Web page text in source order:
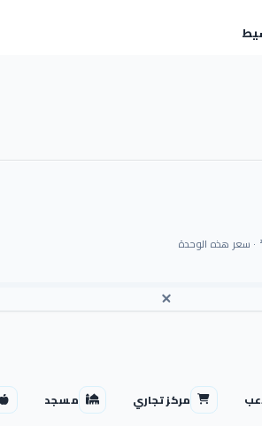
مركز تجاري مسجد